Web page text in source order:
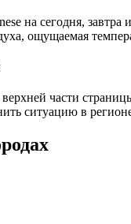
на сегодня,
ощущаемая
части
ситуацию в